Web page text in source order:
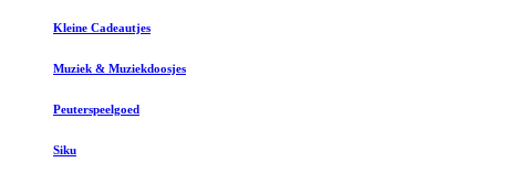
Kleine Cadeautjes
Muziek & Muziekdoosjes
Peuterspeelgoed
Siku